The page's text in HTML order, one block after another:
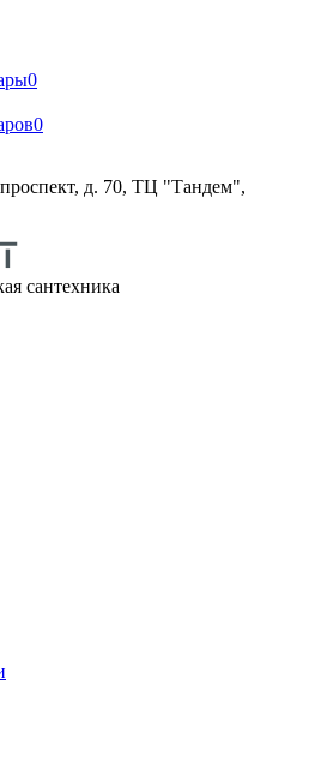
0
0
д. 70, ТЦ "Тандем",
сантехника